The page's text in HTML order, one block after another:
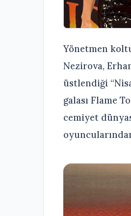
Yönetmen
Nezirova,
üstlendiği
galası Flame
cemiyet